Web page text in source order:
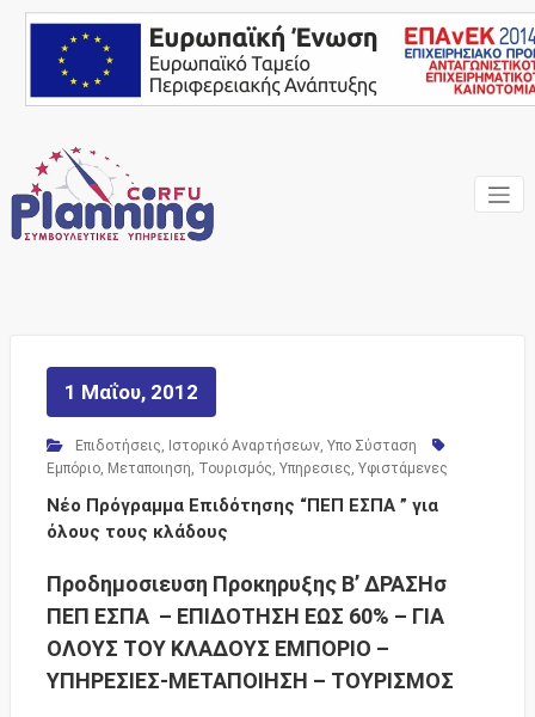
content
Ένας Σύμβουλος, δίπλα
1 Μαΐου, 2012
Επιδοτήσεις Ιστορικό Αναρτήσεων Υπο Σύσταση
Εμπόριο Μεταποιηση Τουρισμός Υπηρεσιες Υφιστάμενες
Νέο Πρόγραμμα Επιδότησης “ΠΕΠ ΕΣΠΑ ” για
όλους τους κλάδους
Προδημοσιευση Προκηρυξης Β’ ΔΡΑΣΗσ
ΠΕΠ ΕΣΠΑ – ΕΠΙΔΟΤΗΣΗ ΕΩΣ 60% – ΓΙΑ
ΟΛΟΥΣ ΤΟΥ ΚΛΑΔΟΥΣ ΕΜΠΟΡΙΟ –
ΥΠΗΡΕΣΙΕΣ-ΜΕΤΑΠΟΙΗΣΗ – ΤΟΥΡΙΣΜΟΣ